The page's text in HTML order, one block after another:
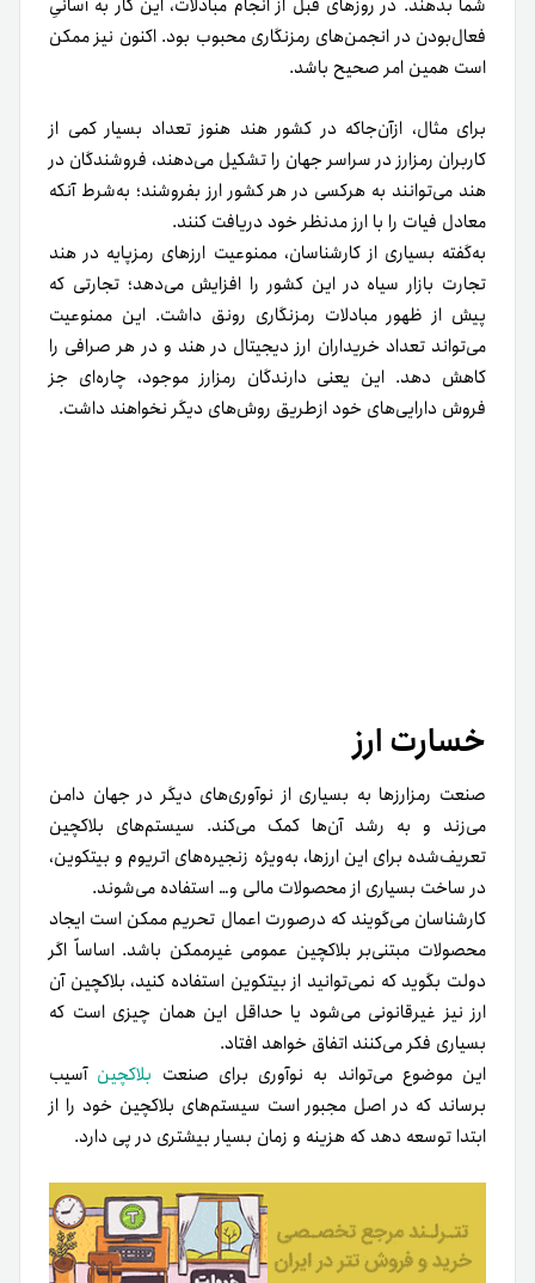
فعال‌بودن در انجمن‌های رمزنگاری محبوب بود. اکنون نیز ممکن
است همین امر صحیح باشد.
برای مثال، از‌آن‌جاکه در کشور هند هنوز تعداد بسیار کمی از
کاربران رمزارز در سراسر جهان را تشکیل می‌دهند، فروشندگان در
هند می‌توانند به هر‌کسی در هر کشور ارز بفروشند؛ به‌شرط آنکه
معادل فیات را با ارز مدنظر خود دریافت کنند.
به‌گفته بسیاری از کارشناسان، ممنوعیت ارزهای رمزپایه در هند
تجارت بازار سیاه در این کشور را افزایش می‌دهد؛ تجارتی که
پیش از ظهور مبادلات رمزنگاری رونق داشت. این ممنوعیت
می‌تواند تعداد خریداران ارز دیجیتال در هند و در هر صرافی را
کاهش دهد. این یعنی دارندگان رمزارز موجود، چاره‌ای جز
فروش دارایی‌های خود ازطریق روش‌های دیگر نخواهند داشت.
خسارت ارز
صنعت رمزارزها به بسیاری از نوآوری‌های دیگر در جهان دامن
می‌زند و به رشد آن‌ها کمک می‌کند. سیستم‌های بلاکچین
تعریف‌شده برای این ارزها، به‌ویژه زنجیره‌های اتریوم و بیتکوین،
در ساخت بسیاری از محصولات مالی و… استفاده می‌شوند.
کارشناسان می‌گویند که در‌صورت اعمال تحریم ممکن است ایجاد
محصولات مبتنی‌بر بلاکچین عمومی غیرممکن باشد. اساساً اگر
دولت بگوید که نمی‌توانید از بیتکوین استفاده کنید، بلاکچین آن
ارز نیز غیرقانونی می‌شود یا حداقل این همان چیزی است که
بسیاری فکر می‌کنند اتفاق خواهد افتاد.
این موضوع می‌تواند به نوآوری برای صنعت بلاکچین آسیب
برساند که در اصل مجبور است سیستم‌های بلاکچین خود را از
ابتدا توسعه دهد که هزینه و زمان بسیار بیشتری در پی دارد.